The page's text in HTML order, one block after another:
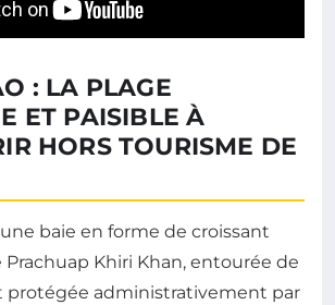
: LA PLAGE
ET PAISIBLE À
HORS TOURISME DE
baie en forme de croissant
Khiri Khan, entourée de
protégée administrativement par